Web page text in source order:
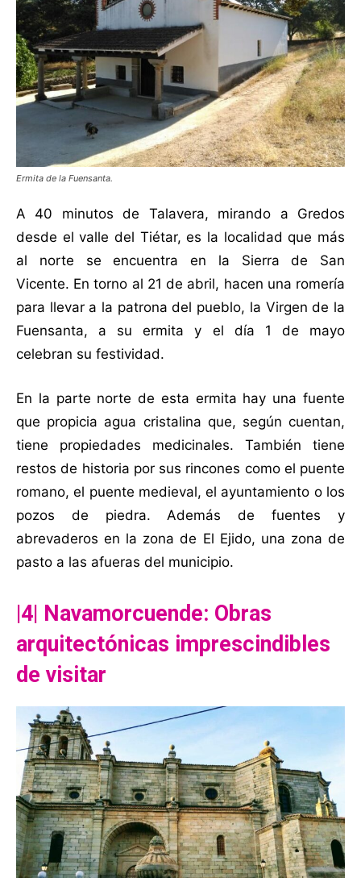
Ermita de la Fuensanta.
A 40 minutos de Talavera, mirando a Gredos
desde el valle del Tiétar, es la localidad que más
al norte se encuentra en la Sierra de San
Vicente. En torno al 21 de abril, hacen una romería
para llevar a la patrona del pueblo, la Virgen de la
Fuensanta, a su ermita y el día 1 de mayo
celebran su festividad.
En la parte norte de esta ermita hay una fuente
que propicia agua cristalina que, según cuentan,
tiene propiedades medicinales. También tiene
restos de historia por sus rincones como el puente
romano, el puente medieval, el ayuntamiento o los
pozos de piedra. Además de fuentes y
abrevaderos en la zona de El Ejido, una zona de
pasto a las afueras del municipio.
|4| Navamorcuende: Obras
arquitectónicas imprescindibles
de visitar